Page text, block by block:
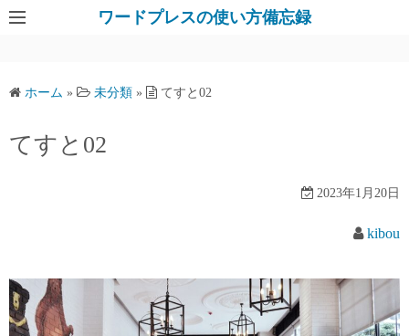
コ
ワードプレスの使い方備忘録
ホーム » 未分類 » てすと02
てすと02
2023年1月20日
kibou